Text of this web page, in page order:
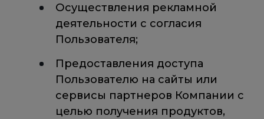
Осуществления рекламной
деятельности с согласия
Пользователя;
Предоставления доступа
Пользователю на сайты или
сервисы партнеров Компании с
целью получения продуктов,